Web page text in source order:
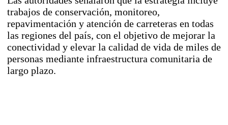
trabajos de conservación, monitoreo,
repavimentación y atención de carreteras en todas
las regiones del país, con el objetivo de mejorar la
conectividad y elevar la calidad de vida de miles de
personas mediante infraestructura comunitaria de
largo plazo.